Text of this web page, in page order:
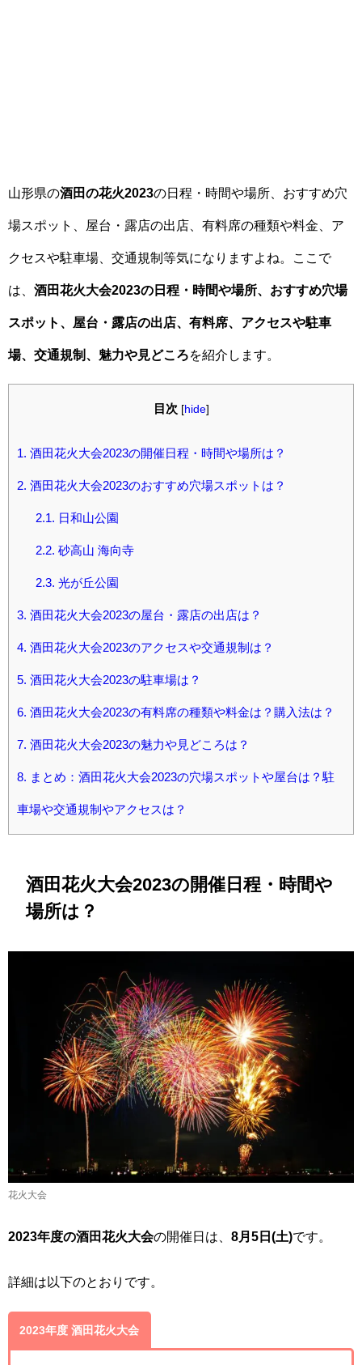
山形県の酒田の花火2023の日程・時間や場所、おすすめ穴
場スポット、屋台・露店の出店、有料席の種類や料金、ア
クセスや駐車場、交通規制等気になりますよね。ここで
は、 酒田花火大会2023の日程・時間や場所、おすすめ穴場
スポット、屋台・露店の出店、有料席、アクセスや駐車
場、交通規制、魅力や見どころを紹介します。
目次 [hide]
1. 酒田花火大会2023の開催日程・時間や場所は？
2. 酒田花火大会2023のおすすめ穴場スポットは？
2.1. 日和山公園
2.2. 砂高山 海向寺
2.3. 光が丘公園
3. 酒田花火大会2023の屋台・露店の出店は？
4. 酒田花火大会2023のアクセスや交通規制は？
5. 酒田花火大会2023の駐車場は？
6. 酒田花火大会2023の有料席の種類や料金は？購入法は？
7. 酒田花火大会2023の魅力や見どころは？
8. まとめ：酒田花火大会2023の穴場スポットや屋台は？駐
車場や交通規制やアクセスは？
酒田花火大会2023の開催日程・時間や
場所は？
花火大会
2023年度の酒田花火大会の開催日は、 8月5日(土)です。
詳細は以下のとおりです。
2023年度 酒田花火大会